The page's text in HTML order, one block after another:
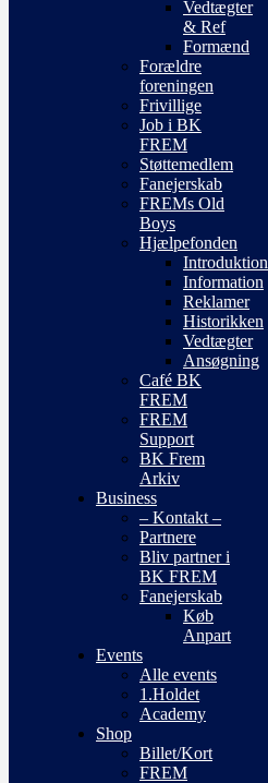
Vedtægter
& Ref
Formænd
Forældre
foreningen
Frivillige
Job i BK
FREM
Støttemedlem
Fanejerskab
FREMs Old
Boys
Hjælpefonden
Introduktion
Information
Reklamer
Historikken
Vedtægter
Ansøgning
Café BK
FREM
FREM
Support
BK Frem
Arkiv
Business
– Kontakt –
Partnere
Bliv partner i
BK FREM
Fanejerskab
Køb
Anpart
Events
Alle events
1.Holdet
Academy
Shop
Billet/Kort
FREM